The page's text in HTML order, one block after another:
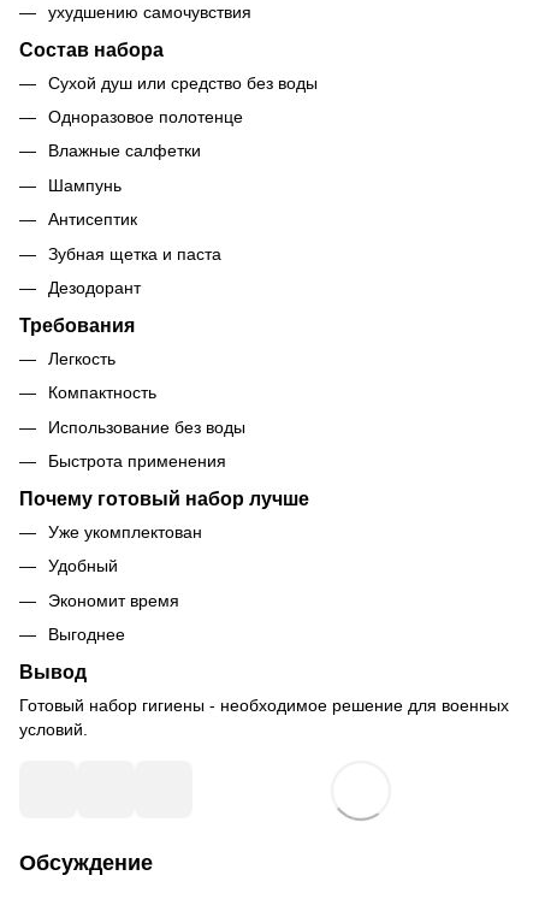
ухудшению самочувствия
Состав набора
Сухой душ или средство без воды
Одноразовое полотенце
Влажные салфетки
Шампунь
Антисептик
Зубная щетка и паста
Дезодорант
Требования
Легкость
Компактность
Использование без воды
Быстрота применения
Почему готовый набор лучше
Уже укомплектован
Удобный
Экономит время
Выгоднее
Вывод
Готовый набор гигиены - необходимое решение для военных
условий.
Обсуждение